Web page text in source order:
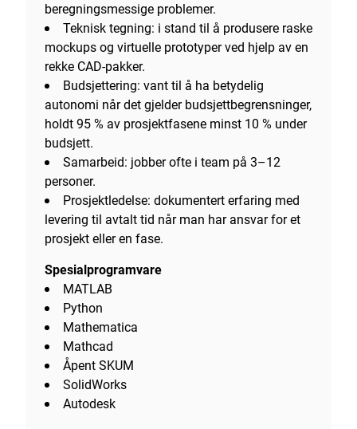
beregningsmessige problemer.
Teknisk tegning: i stand til å produsere raske
mockups og virtuelle prototyper ved hjelp av en
rekke CAD-pakker.
Budsjettering: vant til å ha betydelig
autonomi når det gjelder budsjettbegrensninger,
holdt 95 % av prosjektfasene minst 10 % under
budsjett.
Samarbeid: jobber ofte i team på 3–12
personer.
Prosjektledelse: dokumentert erfaring med
levering til avtalt tid når man har ansvar for et
prosjekt eller en fase.
Spesialprogramvare
MATLAB
Python
Mathematica
Mathcad
Åpent SKUM
SolidWorks
Autodesk